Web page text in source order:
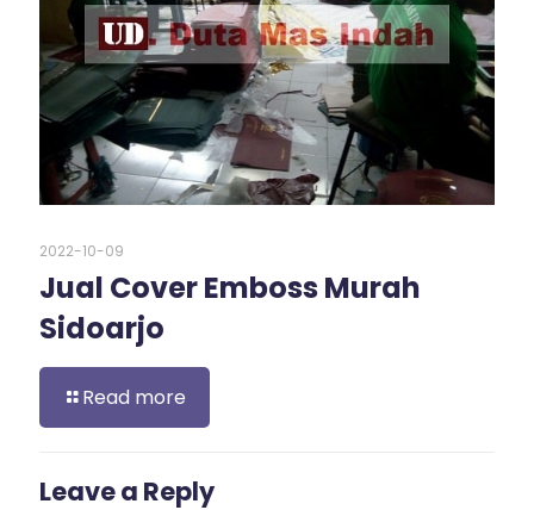
2022-10-09
Jual Cover Emboss Murah
Sidoarjo
Read more
Leave a Reply